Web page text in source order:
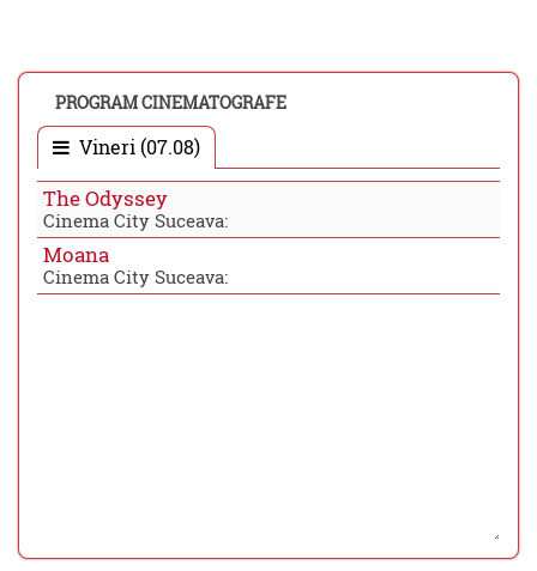
PROGRAM CINEMATOGRAFE
Vineri (07.08)
The Odyssey
Cinema City Suceava:
Moana
Cinema City Suceava: